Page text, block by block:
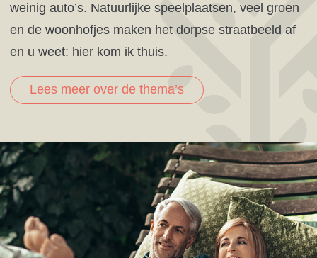
weinig auto’s. Natuurlijke speelplaatsen, veel groen
en de woonhofjes maken het dorpse straatbeeld af
en u weet: hier kom ik thuis.
Lees meer over de thema’s